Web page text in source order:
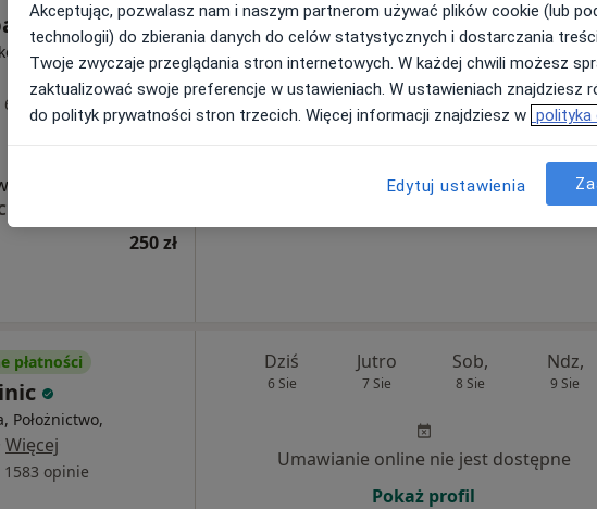
Mosiej
Chirurg
602 opinie
17"
250 zł
Dziś
6 Sie
Jutro
7 Sie
Sob,
8 Sie
Ndz,
9 Sie
Umawianie online nie jest dostępne
płatności
Położnictwo,
Więcej
1583 opinie
Dziś
6 Sie
Jutro
7 Sie
Sob,
8 Sie
Ndz,
9 Sie
Umawianie online nie jest dostępne
Pokaż profil
Akceptując, pozwalasz nam i naszym partnerom używać plików cookie (lub
technologii) do zbierania danych do celów statystycznych i dostarczania
Twoje zwyczaje przeglądania stron internetowych. W każdej chwili możesz
zaktualizować swoje preferencje w ustawieniach. W ustawieniach znajdziesz
do polityk prywatności stron trzecich. Więcej informacji znajdziesz w polityka
Edytuj ustawienia